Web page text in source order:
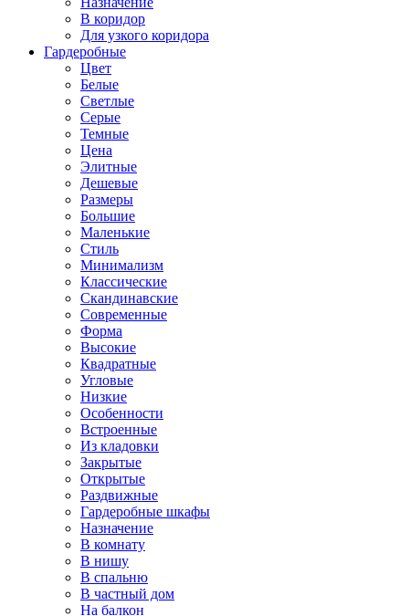
В коридор
Для узкого коридора
Гардеробные
Цвет
Белые
Светлые
Серые
Темные
Цена
Элитные
Дешевые
Размеры
Большие
Маленькие
Стиль
Минимализм
Классические
Скандинавские
Современные
Форма
Высокие
Квадратные
Угловые
Низкие
Особенности
Встроенные
Из кладовки
Закрытые
Открытые
Раздвижные
Гардеробные шкафы
Назначение
В комнату
В нишу
В спальню
В частный дом
На балкон